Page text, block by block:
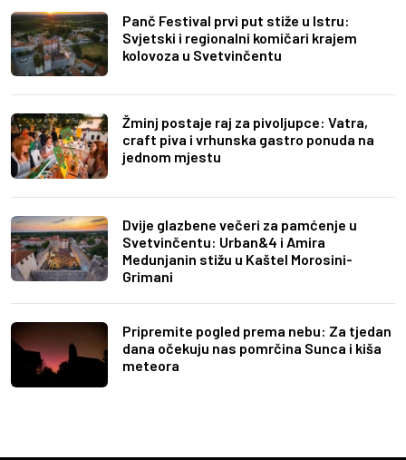
Panč Festival prvi put stiže u Istru:
Svjetski i regionalni komičari krajem
kolovoza u Svetvinčentu
Žminj postaje raj za pivoljupce: Vatra,
craft piva i vrhunska gastro ponuda na
jednom mjestu
Dvije glazbene večeri za pamćenje u
Svetvinčentu: Urban&4 i Amira
Medunjanin stižu u Kaštel Morosini-
Grimani
Pripremite pogled prema nebu: Za tjedan
dana očekuju nas pomrčina Sunca i kiša
meteora